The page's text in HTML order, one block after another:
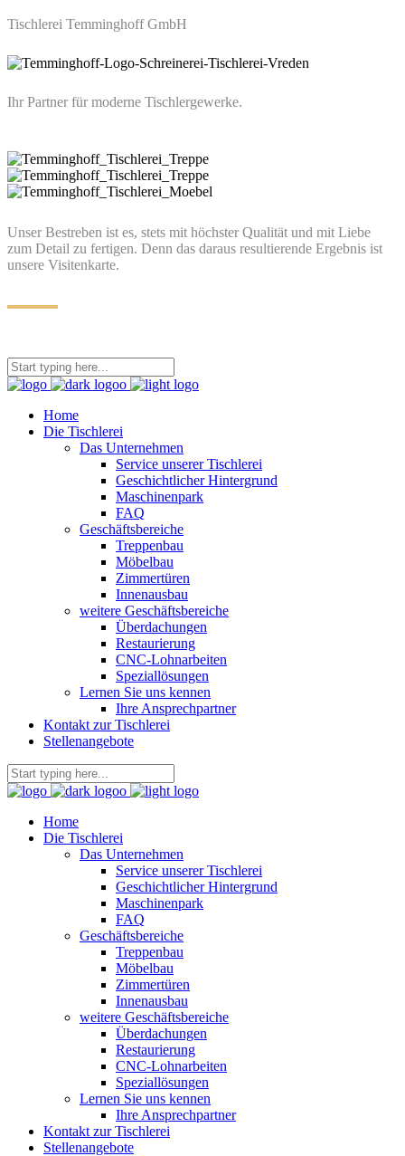
Tischlerei Temminghoff GmbH
Ihr Partner für moderne Tischlergewerke.
Unser Bestreben ist es, stets mit höchster Qualität und mit Liebe
zum Detail zu fertigen. Denn das daraus resultierende Ergebnis ist
unsere Visitenkarte.
Home
Die Tischlerei
Das Unternehmen
Service unserer Tischlerei
Geschichtlicher Hintergrund
Maschinenpark
FAQ
Geschäftsbereiche
Treppenbau
Möbelbau
Zimmertüren
Innenausbau
weitere Geschäftsbereiche
Überdachungen
Restaurierung
CNC-Lohnarbeiten
Speziallösungen
Lernen Sie uns kennen
Ihre Ansprechpartner
Kontakt zur Tischlerei
Stellenangebote
Home
Die Tischlerei
Das Unternehmen
Service unserer Tischlerei
Geschichtlicher Hintergrund
Maschinenpark
FAQ
Geschäftsbereiche
Treppenbau
Möbelbau
Zimmertüren
Innenausbau
weitere Geschäftsbereiche
Überdachungen
Restaurierung
CNC-Lohnarbeiten
Speziallösungen
Lernen Sie uns kennen
Ihre Ansprechpartner
Kontakt zur Tischlerei
Stellenangebote